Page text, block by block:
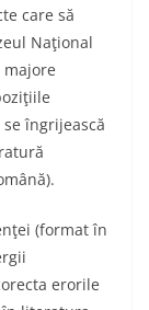
care să
Naţional
îngrijească
(format în
erorile